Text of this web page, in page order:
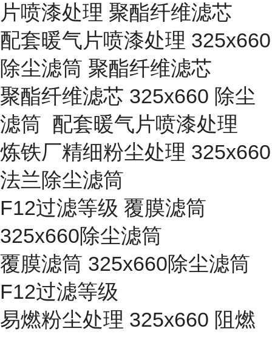
片喷漆处理 聚酯纤维滤芯
配套暖气片喷漆处理 325x660
除尘滤筒 聚酯纤维滤芯
聚酯纤维滤芯 325x660 除尘
滤筒 配套暖气片喷漆处理
炼铁厂精细粉尘处理 325x660
法兰除尘滤筒
F12过滤等级 覆膜滤筒
325x660除尘滤筒
覆膜滤筒 325x660除尘滤筒
F12过滤等级
易燃粉尘处理 325x660 阻燃